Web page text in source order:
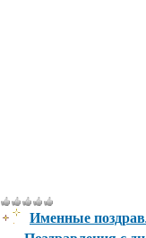
Именные